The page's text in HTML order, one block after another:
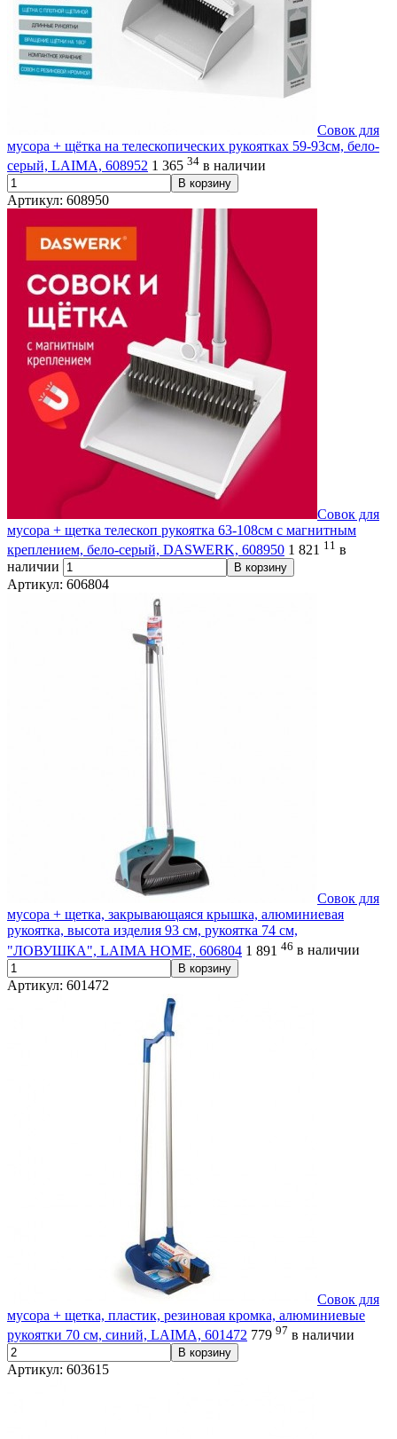
Совок для
мусора + щётка на телескопических рукоятках 59-93см, бело-
серый, LAIMA, 608952 1 365 34 в наличии
В корзину
Артикул: 608950
Совок для
мусора + щетка телескоп рукоятка 63-108см с магнитным
креплением, бело-серый, DASWERK, 608950 1 821 11 в
наличии
В корзину
Артикул: 606804
Совок для
мусора + щетка, закрывающаяся крышка, алюминиевая
рукоятка, высота изделия 93 см, рукоятка 74 см,
"ЛОВУШКА", LAIMA HOME, 606804 1 891 46 в наличии
В корзину
Артикул: 601472
Совок для
мусора + щетка, пластик, резиновая кромка, алюминиевые
рукоятки 70 см, синий, LAIMA, 601472 779 97 в наличии
В корзину
Артикул: 603615